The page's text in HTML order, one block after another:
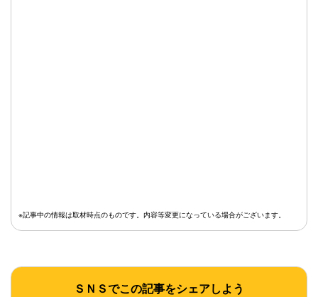
※記事中の情報は取材時点のものです。内容等変更になっている場合がございます。
ＳＮＳでこの記事をシェアしよう